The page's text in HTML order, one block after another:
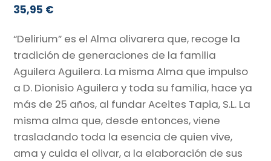
35,95 €
“Delirium” es el Alma olivarera que, recoge la
tradición de generaciones de la familia
Aguilera Aguilera. La misma Alma que impulso
a D. Dionisio Aguilera y toda su familia, hace ya
más de 25 años, al fundar Aceites Tapia, S.L. La
misma alma que, desde entonces, viene
trasladando toda la esencia de quien vive,
ama y cuida el olivar, a la elaboración de sus